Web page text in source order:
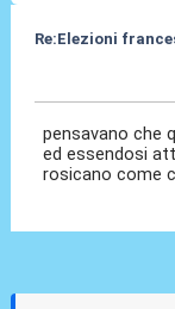
Re:Elezioni
pensavano che
ed essendosi
rosicano come